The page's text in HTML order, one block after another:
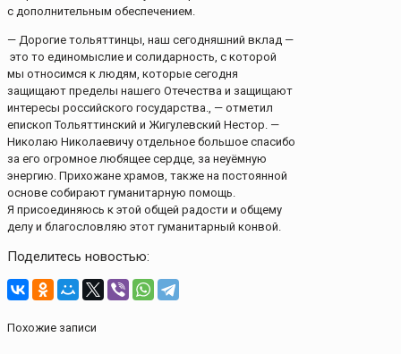
с дополнительным обеспечением.
— Дорогие тольяттинцы, наш сегодняшний вклад —
это то единомыслие и солидарность, с которой
мы относимся к людям, которые сегодня
защищают пределы нашего Отечества и защищают
интересы российского государства., — отметил
епископ Тольяттинский и Жигулевский Нестор. —
Николаю Николаевичу отдельное большое спасибо
за его огромное любящее сердце, за неуёмную
энергию. Прихожане храмов, также на постоянной
основе собирают гуманитарную помощь.
Я присоединяюсь к этой общей радости и общему
делу и благословляю этот гуманитарный конвой.
Поделитесь новостью:
Похожие записи